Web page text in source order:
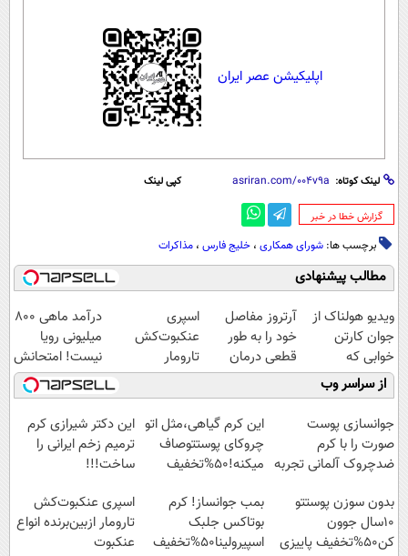
اپلیکیشن عصر ایران
لینک کوتاه: کپی لینک
‌گزارش خطا در خبر
برچسب ها: شورای همکاری ، خلیج فارس ، مذاکرات
مطالب پیشنهادی
ویدیو هولناک از
جوان کارتن
خوابی که
میلیاردر شد.
آموزش رایگان
آرتروز مفاصل
خود را به طور
قطعی درمان
کنید!
◗پرسش‌نامه◖
اسپری
عنکبوت‌‌کش
تارومار
ازبین‌برنده انواع
عنکبوت
درآمد ماهی 800
میلیونی رویا
نیست! امتحانش
مجانیه😉
از سراسر وب
جوانسازی پوست
صورت را با کرم
ضدچروک آلمانی تجربه
این کرم گیاهی،مثل اتو
چروکای پوستتوصاف
میکنه!50%تخفیف
این دکتر شیرازی کرم
ترمیم زخم ایرانی را
ساخت!!!
بدون سوزن پوستتو
10سال جوون
کن50%تخفیف پاییزی
بمب جوانساز! کرم
بوتاکس جلبک
اسپیرولینا50%تخفیف
اسپری عنکبوت‌‌کش
تارومار ازبین‌برنده انواع
عنکبوت